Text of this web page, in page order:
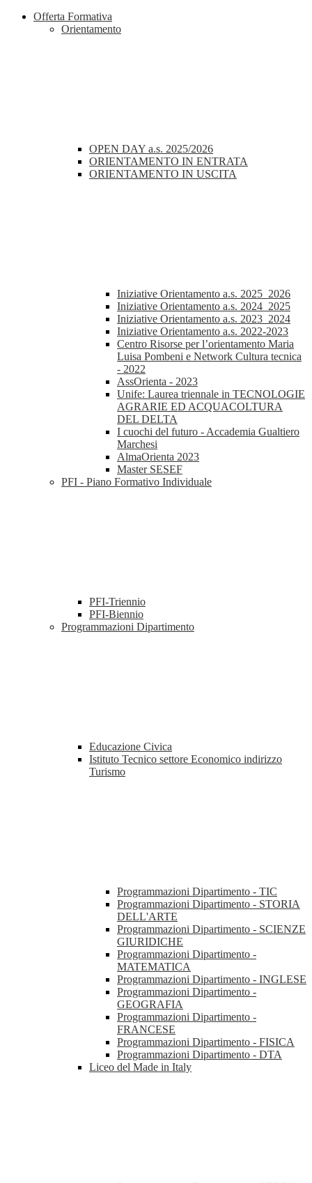
Offerta Formativa
Orientamento
OPEN DAY a.s. 2025/2026
ORIENTAMENTO IN ENTRATA
ORIENTAMENTO IN USCITA
Iniziative Orientamento a.s. 2025_2026
Iniziative Orientamento a.s. 2024_2025
Iniziative Orientamento a.s. 2023_2024
Iniziative Orientamento a.s. 2022-2023
Centro Risorse per l’orientamento Maria
Luisa Pombeni e Network Cultura tecnica
- 2022
AssOrienta - 2023
Unife: Laurea triennale in TECNOLOGIE
AGRARIE ED ACQUACOLTURA
DEL DELTA
I cuochi del futuro - Accademia Gualtiero
Marchesi
AlmaOrienta 2023
Master SESEF
PFI - Piano Formativo Individuale
PFI-Triennio
PFI-Biennio
Programmazioni Dipartimento
Educazione Civica
Istituto Tecnico settore Economico indirizzo
Turismo
Programmazioni Dipartimento - TIC
Programmazioni Dipartimento - STORIA
DELL'ARTE
Programmazioni Dipartimento - SCIENZE
GIURIDICHE
Programmazioni Dipartimento -
MATEMATICA
Programmazioni Dipartimento - INGLESE
Programmazioni Dipartimento -
GEOGRAFIA
Programmazioni Dipartimento -
FRANCESE
Programmazioni Dipartimento - FISICA
Programmazioni Dipartimento - DTA
Liceo del Made in Italy